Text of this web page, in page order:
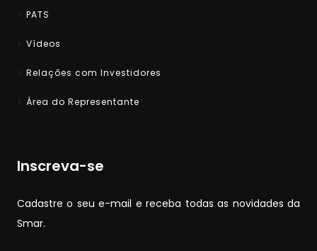
PATS
Vídeos
Relações com Investidores
Área do Representante
Inscreva-se
Cadastre o seu e-mail e receba todas as novidades da
Smar.